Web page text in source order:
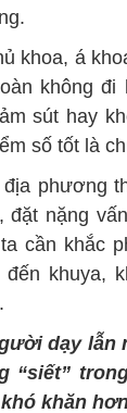
khoa, á
không đi
sút hay
số tốt là
phương
đặt nặng
cần khắc
khuya,
dạy
“siết”
khăn